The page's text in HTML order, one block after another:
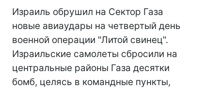
Израиль обрушил на Cектор Газа
новые авиаудары на четвертый день
военной операции "Литой свинец".
Израильские самолеты сбросили на
центральные районы Газа десятки
бомб, целясь в командные пункты,